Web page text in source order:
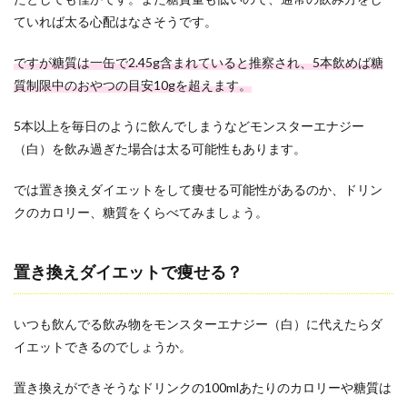
ていれば太る心配はなさそうです。
ですが糖質は一缶で2.45g含まれていると推察され、5本飲めば糖
質制限中のおやつの目安10gを超えます。
5本以上を毎日のように飲んでしまうなどモンスターエナジー
（白）を飲み過ぎた場合は太る可能性もあります。
では置き換えダイエットをして痩せる可能性があるのか、ドリン
クのカロリー、糖質をくらべてみましょう。
置き換えダイエットで痩せる？
いつも飲んでる飲み物をモンスターエナジー（白）に代えたらダ
イエットできるのでしょうか。
置き換えができそうなドリンクの100mlあたりのカロリーや糖質は